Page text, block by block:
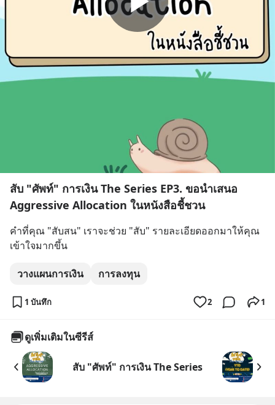
สับ "ศัพท์" การเงิน The Series EP3. ขอนำเสนอ
Aggressive Allocation ในหนังสือชี้ชวน
คำที่คุณ "สับสน" เราจะช่วย "สับ" รายละเอียดออกมาให้คุณ
เข้าใจมากขึ้น
วางแผนการเงิน การลงทุน
1 บันทึก 2 1
ดูเพิ่มเติมในซีรีส์
สับ "ศัพท์" การเงิน The Series